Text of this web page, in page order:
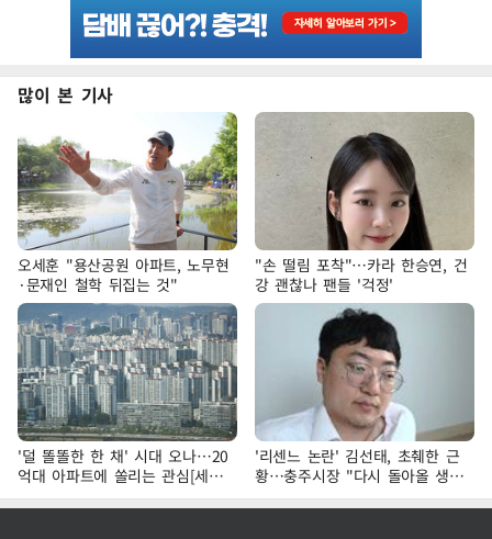
많이 본 기사
오세훈 "용산공원 아파트, 노무현
·문재인 철학 뒤집는 것"
"손 떨림 포착"…카라 한승연, 건
강 괜찮나 팬들 '걱정'
'덜 똘똘한 한 채' 시대 오나…20
억대 아파트에 쏠리는 관심[세제
개편, 그 이후②]
'리센느 논란' 김선태, 초췌한 근
황…충주시장 "다시 돌아올 생
각?"